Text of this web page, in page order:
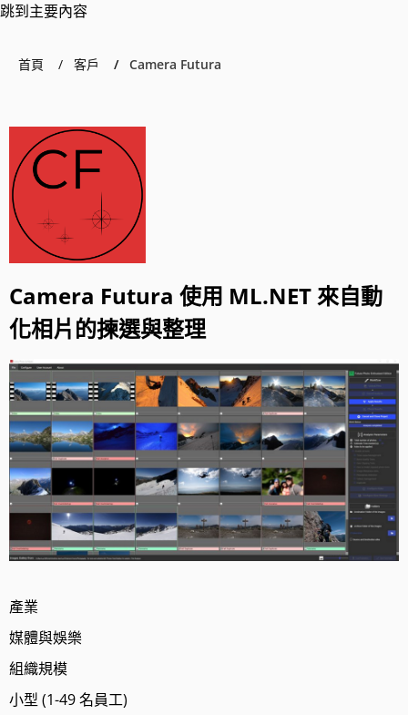
跳到主要內容
首頁 客戶 Camera Futura
Camera Futura 使用 ML.NET 來自動
化相片的揀選與整理
產業
媒體與娛樂
組織規模
小型 (1-49 名員工)